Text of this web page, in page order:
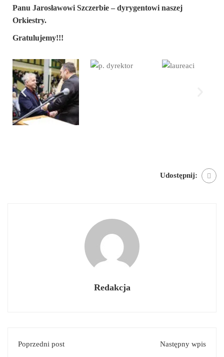
Panu Jarosławowi Szczerbie – dyrygentowi naszej
Orkiestry.
Gratulujemy!!!
Udostępnij:
Redakcja
Poprzedni post Następny wpis